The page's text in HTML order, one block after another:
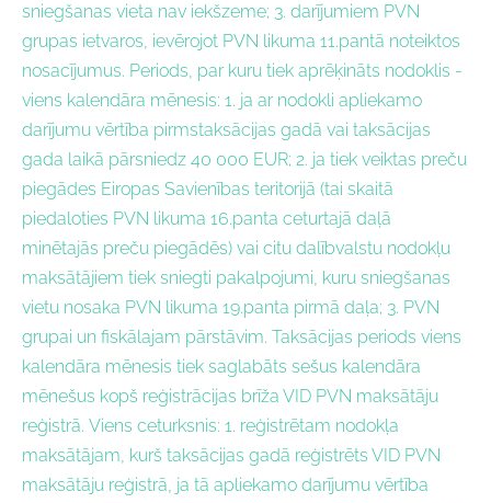
sniegšanas vieta nav iekšzeme; 3. darījumiem PVN
grupas ietvaros, ievērojot PVN likuma 11.pantā noteiktos
nosacījumus. Periods, par kuru tiek aprēķināts nodoklis -
viens kalendāra mēnesis: 1. ja ar nodokli apliekamo
darījumu vērtība pirmstaksācijas gadā vai taksācijas
gada laikā pārsniedz 40 000 EUR; 2. ja tiek veiktas preču
piegādes Eiropas Savienības teritorijā (tai skaitā
piedaloties PVN likuma 16.panta ceturtajā daļā
minētajās preču piegādēs) vai citu dalībvalstu nodokļu
maksātājiem tiek sniegti pakalpojumi, kuru sniegšanas
vietu nosaka PVN likuma 19.panta pirmā daļa; 3. PVN
grupai un fiskālajam pārstāvim. Taksācijas periods viens
kalendāra mēnesis tiek saglabāts sešus kalendāra
mēnešus kopš reģistrācijas brīža VID PVN maksātāju
reģistrā. Viens ceturksnis: 1. reģistrētam nodokļa
maksātājam, kurš taksācijas gadā reģistrēts VID PVN
maksātāju reģistrā, ja tā apliekamo darījumu vērtība